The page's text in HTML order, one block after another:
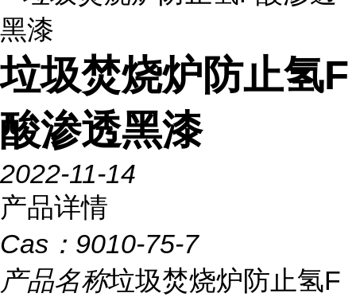
黑漆
垃圾焚烧炉防止氢F
酸渗透黑漆
2022-11-14
产品详情
Cas： 9010-75-7
产品名称垃圾焚烧炉防止氢F